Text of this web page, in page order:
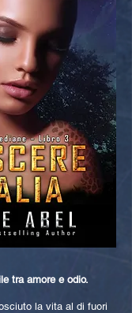
tra amore e odio.
la vita al di fuori